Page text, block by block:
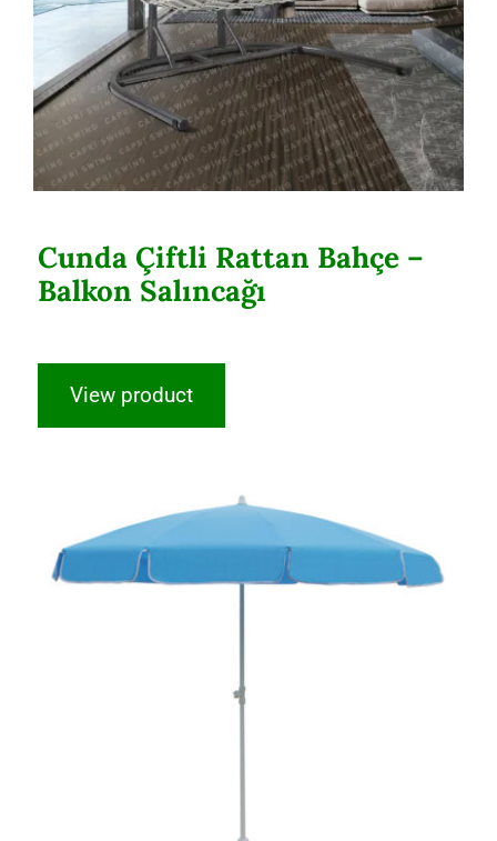
Cunda Çiftli Rattan Bahçe –
Balkon Salıncağı
View product
Plaj Şemsiyesi 200/8 – Mavi